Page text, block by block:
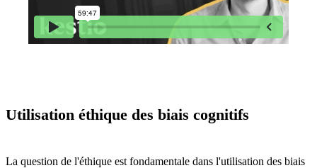
Utilisation éthique des biais cognitifs
La question de l'éthique est fondamentale dans l'utilisation des biais